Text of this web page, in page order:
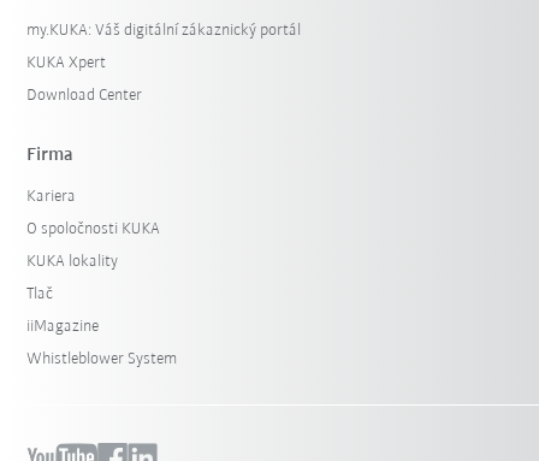
my.KUKA: Váš digitální zákaznický portál
KUKA Xpert
Download Center
Firma
Kariera
O spoločnosti KUKA
KUKA lokality
Tlač
iiMagazine
Whistleblower System